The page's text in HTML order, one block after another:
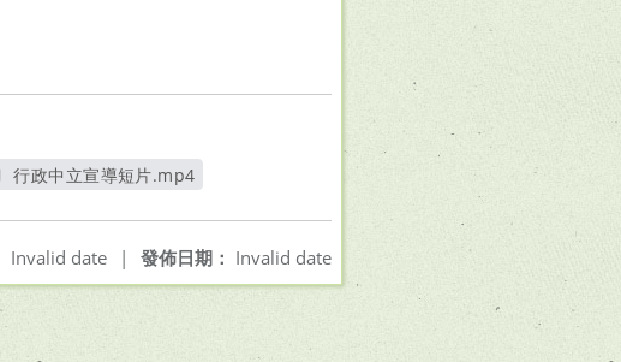
行政中立宣導短片.mp4
發佈日期： Invalid date
Invalid date |